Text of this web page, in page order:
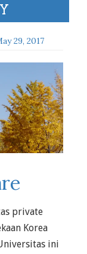
29, 2017
private
Korea
ini